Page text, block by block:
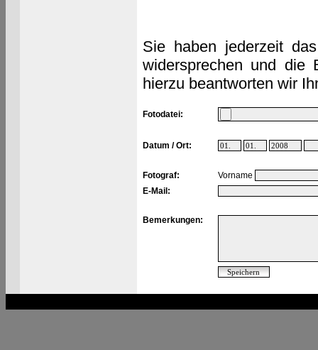
Sie haben jederzeit
widersprechen und die
hierzu beantworten wir
Fotodatei:
Datum / Ort:
Fotograf:
Vorname
E-Mail:
Bemerkungen: